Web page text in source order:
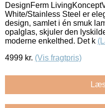
DesignFerm
White/Stainless Steel er
design, samlet i én smuk
opalglas, skjuler den
moderne enkelthed. Det k
4999 kr. (Vis fragtpris)